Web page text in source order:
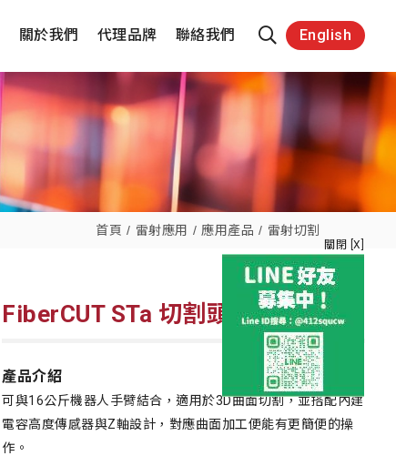
關於我們 代理品牌 聯絡我們 English
首頁 雷射應用 應用產品 雷射切割
FiberCUT STa 切割頭
產品介紹
可與16公斤機器人手臂結合，適用於3D曲面切割，並搭配內建
電容高度傳感器與Z軸設計，對應曲面加工便能有更簡便的操
作。
關閉 [X]